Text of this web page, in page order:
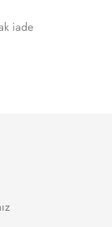
iade